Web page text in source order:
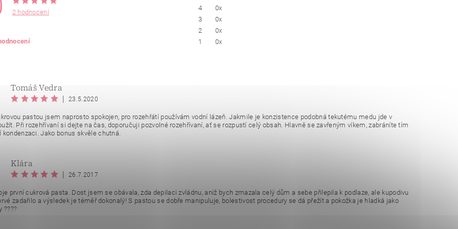
2 hodnocení
4
0x
3
0x
2
0x
1
0x
hodnocení souhlasíte sezásadami ochrany osobních údajů
Tomáš Vedra
| 23.5.2020
pastou jsem naprosto spokojen, pro rozehřátí používám vodní lázeň. Jakmile je konzistence podobná tekutému medu jde v
Při rozehřívaní si dejte na čas, doporučuji pozvolné rozehřívaní, ať se rozpustí celý obsah. Hlavně se zavřeným víkem, zabráníte tím
kondenzaci. Jako bonus skvěle chutná.
Klára
| 26.7.2017
první cukrová pasta. Dost jsem se obávala, zda depilaci zvládnu, aniž bych zmazala celý dům a sebe přilepila k podlaze, ale kupodivu
zadařilo a výsledek je téměř dokonalý! S pastou se dobře manipuluje, bolestivost procedury se dá přežít a pokožka je hladká jako
????